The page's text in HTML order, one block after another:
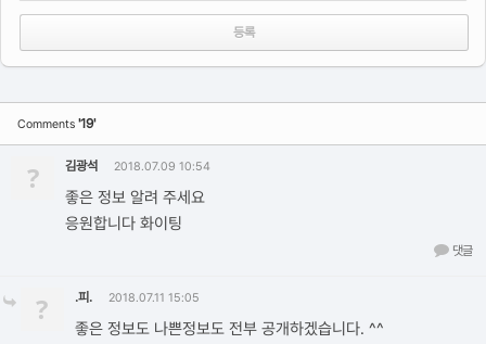
Comments '19'
? 김광석 2018.07.09 10:54
좋은 정보 알려 주세요
응원합니다 화이팅
댓글
? .피. 2018.07.11 15:05
좋은 정보도 나쁜정보도 전부 공개하겠습니다. ^^